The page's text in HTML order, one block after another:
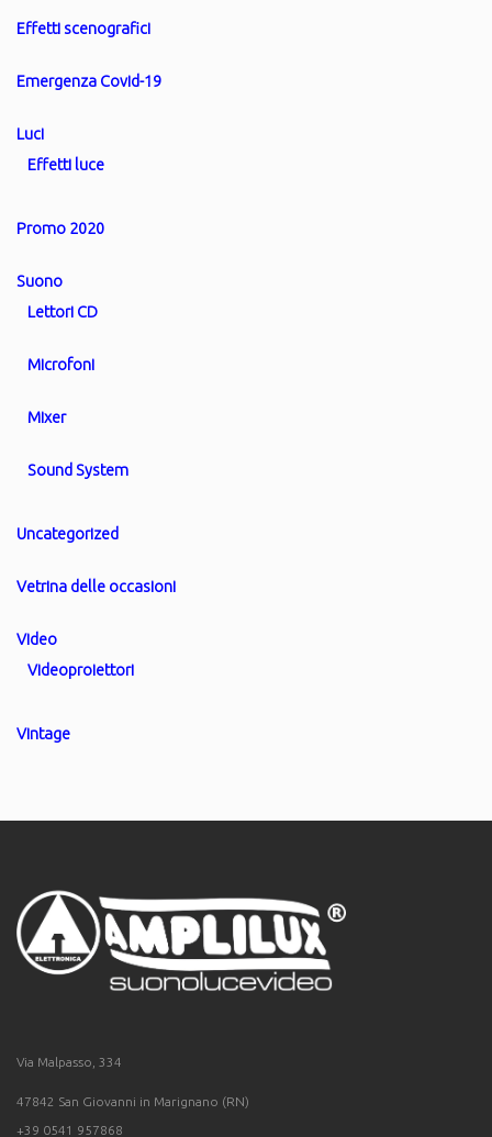
Effetti scenografici
Emergenza Covid-19
Luci
Effetti luce
Promo 2020
Suono
Lettori CD
Microfoni
Mixer
Sound System
Uncategorized
Vetrina delle occasioni
Video
Videoproiettori
Vintage
Via Malpasso, 334
47842 San Giovanni in Marignano (RN)
+39 0541 957868